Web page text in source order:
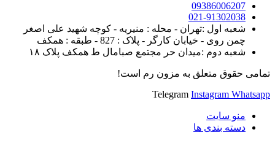
09386006207
021-91302038
شعبه اول :تهران - محله : منیریه - کوچه شهید علی اصغر
چمن روی - خیابان کارگر - پلاک : 827 - طبقه : همکف
شعبه دوم :میدان حر مجتمع صبامال ط همکف پلاک ۱۸
تمامی حقوق متعلق به مزون رم است!
Telegram Instagram Whatsapp
منو سایت
دسته بندی ها